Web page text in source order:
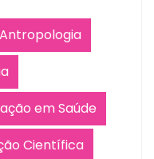
Antropologia
em Saúde
Científica